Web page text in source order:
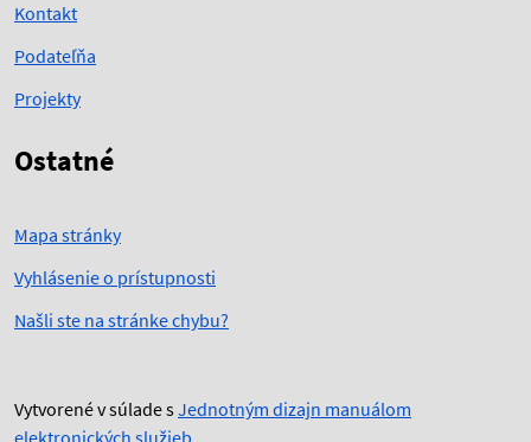
Kontakt
Podateľňa
Projekty
Ostatné
Mapa stránky
Vyhlásenie o prístupnosti
Našli ste na stránke chybu?
Vytvorené v súlade sJednotným dizajn manuálom